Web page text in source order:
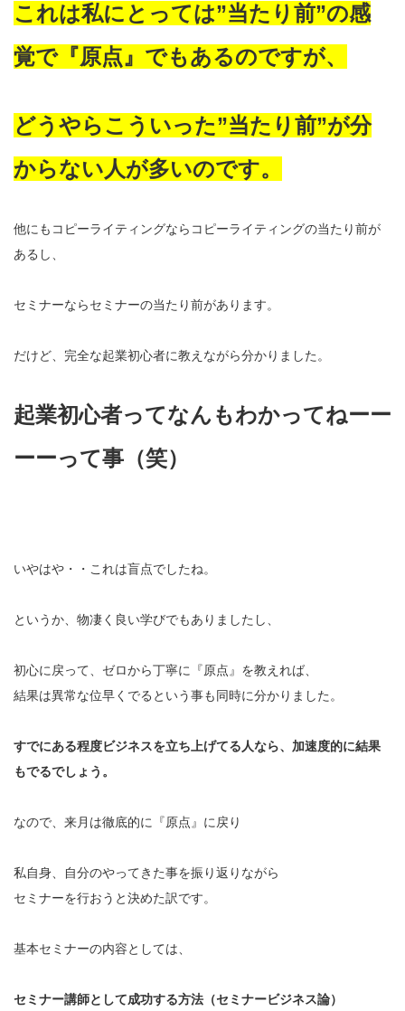
これは私にとっては”当たり前”の感
覚で『原点』でもあるのですが、
どうやらこういった”当たり前”が分
からない人が多いのです。
他にもコピーライティングならコピーライティングの当たり前が
あるし、
セミナーならセミナーの当たり前があります。
だけど、完全な起業初心者に教えながら分かりました。
起業初心者ってなんもわかってねーー
ーーって事（笑）
いやはや・・これは盲点でしたね。
というか、物凄く良い学びでもありましたし、
初心に戻って、ゼロから丁寧に『原点』を教えれば、
結果は異常な位早くでるという事も同時に分かりました。
すでにある程度ビジネスを立ち上げてる人なら、加速度的に結果
もでるでしょう。
なので、来月は徹底的に『原点』に戻り
私自身、自分のやってきた事を振り返りながら
セミナーを行おうと決めた訳です。
基本セミナーの内容としては、
セミナー講師として成功する方法（セミナービジネス論）